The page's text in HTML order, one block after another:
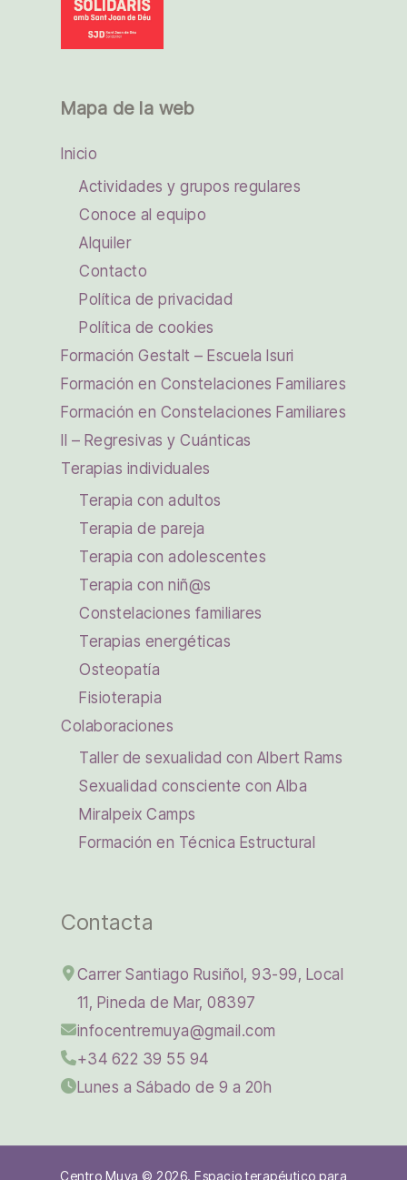
Mapa de la web
Inicio
Actividades y grupos regulares
Conoce al equipo
Alquiler
Contacto
Política de privacidad
Política de cookies
Formación Gestalt – Escuela Isuri
Formación en Constelaciones Familiares
Formación en Constelaciones Familiares
II – Regresivas y Cuánticas
Terapias individuales
Terapia con adultos
Terapia de pareja
Terapia con adolescentes
Terapia con niñ@s
Constelaciones familiares
Terapias energéticas
Osteopatía
Fisioterapia
Colaboraciones
Taller de sexualidad con Albert Rams
Sexualidad consciente con Alba
Miralpeix Camps
Formación en Técnica Estructural
Contacta
Carrer Santiago Rusiñol, 93-99, Local
11, Pineda de Mar, 08397
infocentremuya@gmail.com
+34 622 39 55 94
Lunes a Sábado de 9 a 20h
Centro Muya © 2026. Espacio terapéutico para